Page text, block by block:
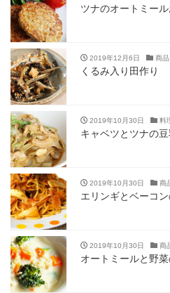
ツナのオートミール
2019年12月6日 商
くるみ入り田作り
2019年10月30日 料
キャベツとツナの
2019年10月30日 商
エリンギとベーコ
2019年10月30日 商
オートミールと野